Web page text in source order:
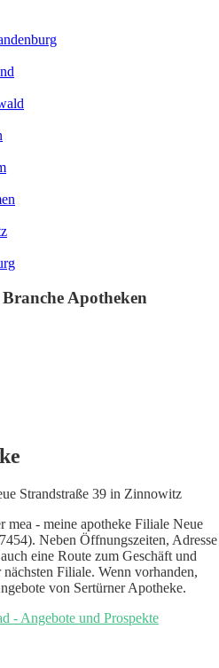
Apotheken
Strandstraße 39 in Zinnowitz
mea - meine apotheke Filiale Neue
Neben Öffnungszeiten, Adresse
eine Route zum Geschäft und
Filiale. Wenn vorhanden,
von Sertürner Apotheke.
- Angebote und Prospekte